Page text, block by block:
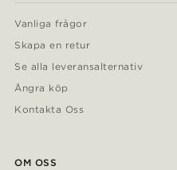
Vanliga frågor
Skapa en retur
Se alla leveransalternativ
Ångra köp
Kontakta Oss
OM OSS